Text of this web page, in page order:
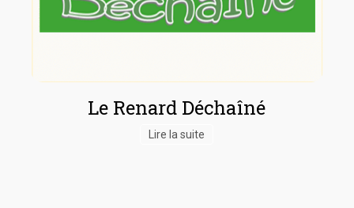
Le Renard Déchaîné
Lire la suite